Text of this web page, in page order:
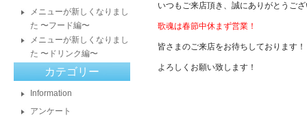
いつもご来店頂き、誠にありがとうご
歌魂は春節中休まず営業！
皆さまのご来店をお待ちしております！
よろしくお願い致します！
メニューが新しくなりまし
た 〜フード編〜
メニューが新しくなりまし
た 〜ドリンク編〜
カテゴリー
Information
アンケート